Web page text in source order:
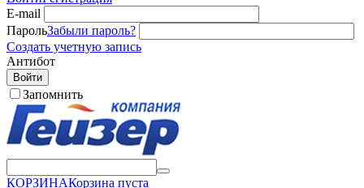
E-mail
ПарольЗабыли пароль?
Создать учетную запись
Антибот
Войти
Запомнить
КОРЗИНАКорзина пуста